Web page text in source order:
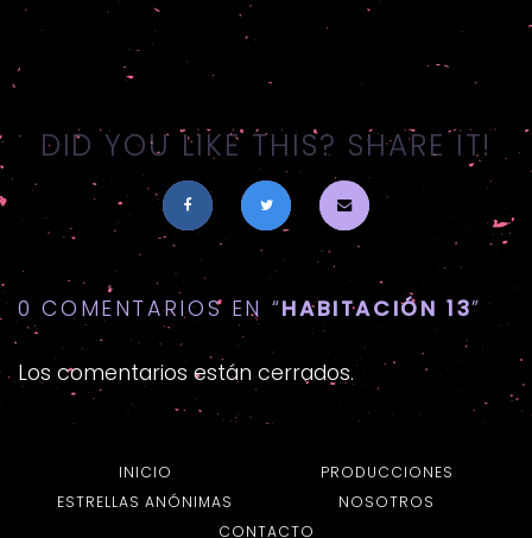
DID YOU LIKE THIS? SHARE IT!
0 COMENTARIOS EN “HABITACIÓN 13”
Los comentarios están cerrados.
INICIO
PRODUCCIONES
ESTRELLAS ANÓNIMAS
NOSOTROS
CONTACTO